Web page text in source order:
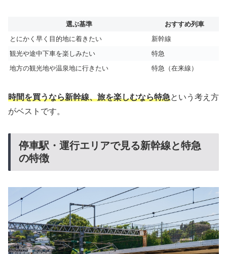
選ぶ基準
おすすめ列車
とにかく早く目的地に着きたい
新幹線
観光や途中下車を楽しみたい
特急
地方の観光地や温泉地に行きたい
特急（在来線）
時間を買うなら新幹線、旅を楽しむなら特急という考え方
がベストです。
停車駅・運行エリアで見る新幹線と特急
の特徴